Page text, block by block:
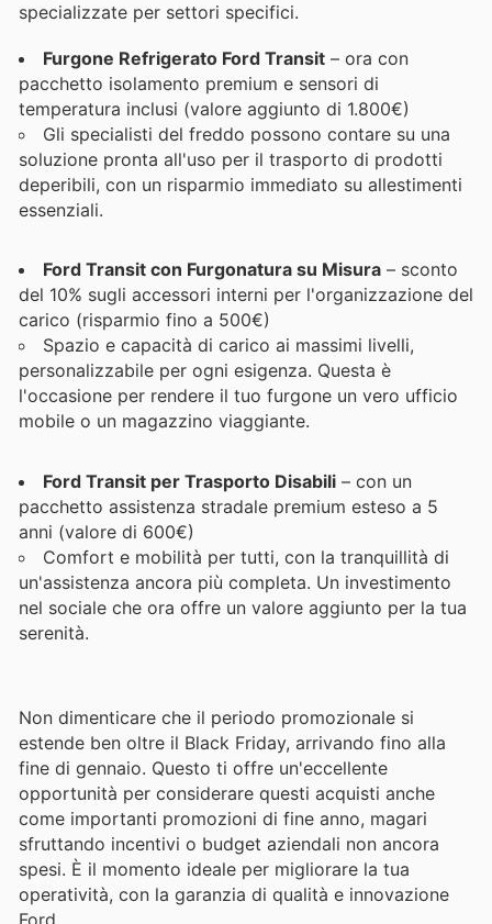
specializzate per settori specifici.
Furgone Refrigerato Ford Transit – ora con
pacchetto isolamento premium e sensori di
temperatura inclusi (valore aggiunto di 1.800€)
Gli specialisti del freddo possono contare su una
soluzione pronta all'uso per il trasporto di prodotti
deperibili, con un risparmio immediato su allestimenti
essenziali.
Ford Transit con Furgonatura su Misura – sconto
del 10% sugli accessori interni per l'organizzazione del
carico (risparmio fino a 500€)
Spazio e capacità di carico ai massimi livelli,
personalizzabile per ogni esigenza. Questa è
l'occasione per rendere il tuo furgone un vero ufficio
mobile o un magazzino viaggiante.
Ford Transit per Trasporto Disabili – con un
pacchetto assistenza stradale premium esteso a 5
anni (valore di 600€)
Comfort e mobilità per tutti, con la tranquillità di
un'assistenza ancora più completa. Un investimento
nel sociale che ora offre un valore aggiunto per la tua
serenità.
Non dimenticare che il periodo promozionale si
estende ben oltre il Black Friday, arrivando fino alla
fine di gennaio. Questo ti offre un'eccellente
opportunità per considerare questi acquisti anche
come importanti promozioni di fine anno, magari
sfruttando incentivi o budget aziendali non ancora
spesi. È il momento ideale per migliorare la tua
operatività, con la garanzia di qualità e innovazione
Ford.